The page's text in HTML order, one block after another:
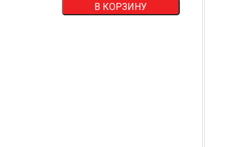
В КОРЗИНУ